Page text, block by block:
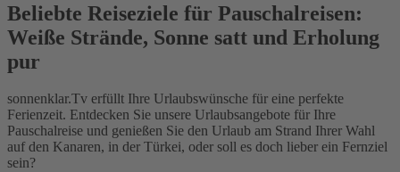
Beliebte Reiseziele für Pauschalreisen:
Weiße Strände, Sonne satt und Erholung
pur
sonnenklar.Tv erfüllt Ihre Urlaubswünsche für eine perfekte
Ferienzeit. Entdecken Sie unsere Urlaubsangebote für Ihre
Pauschalreise und genießen Sie den Urlaub am Strand Ihrer Wahl
auf den Kanaren, in der Türkei, oder soll es doch lieber ein Fernziel
sein?